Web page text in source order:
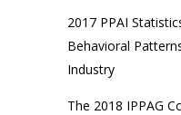
2017 PPAI
Behavioral
Industry
The 2018 IPPAG